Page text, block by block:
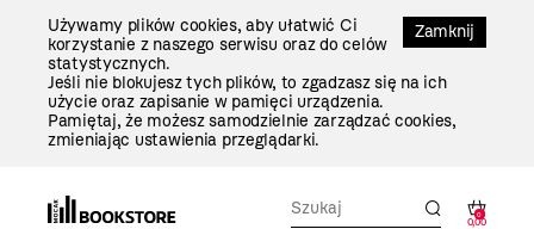
Zamknij
Używamy plików cookies, aby ułatwić Ci
korzystanie z naszego serwisu oraz do celów
statystycznych.
Jeśli nie blokujesz tych plików, to zgadzasz się na ich
użycie oraz zapisanie w pamięci urządzenia.
Pamiętaj, że możesz samodzielnie zarządzać cookies,
zmieniając ustawienia przeglądarki.
0
0,00